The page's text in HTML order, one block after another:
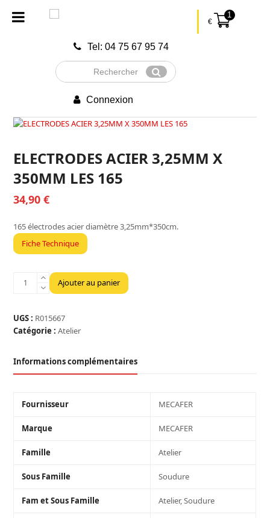
Tel: 04 75 67 95 74
Rechercher
Envoyer
Connexion
€
1
ELECTRODES ACIER 3,25MM X
350MM LES 165
34,90€
165 électrodes acier diamètre 3,25mm*350cm.
Fiche Technique
quantité
ACIER
3,25MM
LES
Ajouter au panier
UGS : R015667
Catégorie : Atelier
Informations complémentaires
Fournisseur MECAFER
Marque MECAFER
Famille Atelier
Sous Famille Soudure
Fam et Sous Famille Atelier, Soudure